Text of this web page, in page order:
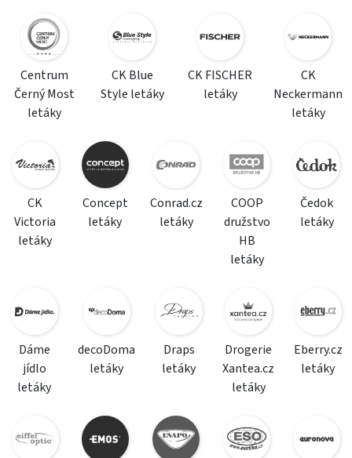
Centrum
Černý Most
letáky
CK Blue
Style letáky
CK FISCHER
letáky
CK
Neckermann
letáky
CK
Victoria
letáky
Concept
letáky
Conrad.cz
letáky
COOP
družstvo
HB
letáky
Čedok
letáky
Dáme
jídlo
letáky
decoDoma
letáky
Draps
letáky
Drogerie
Xantea.cz
letáky
Eberry.cz
letáky